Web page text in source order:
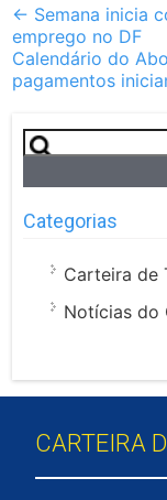
Post
navigation
← Semana inicia
emprego no DF
Calendário do
pagamentos
Pesquisar
por:
Categorias
Carteira de
Notícias do
CARTEIRA